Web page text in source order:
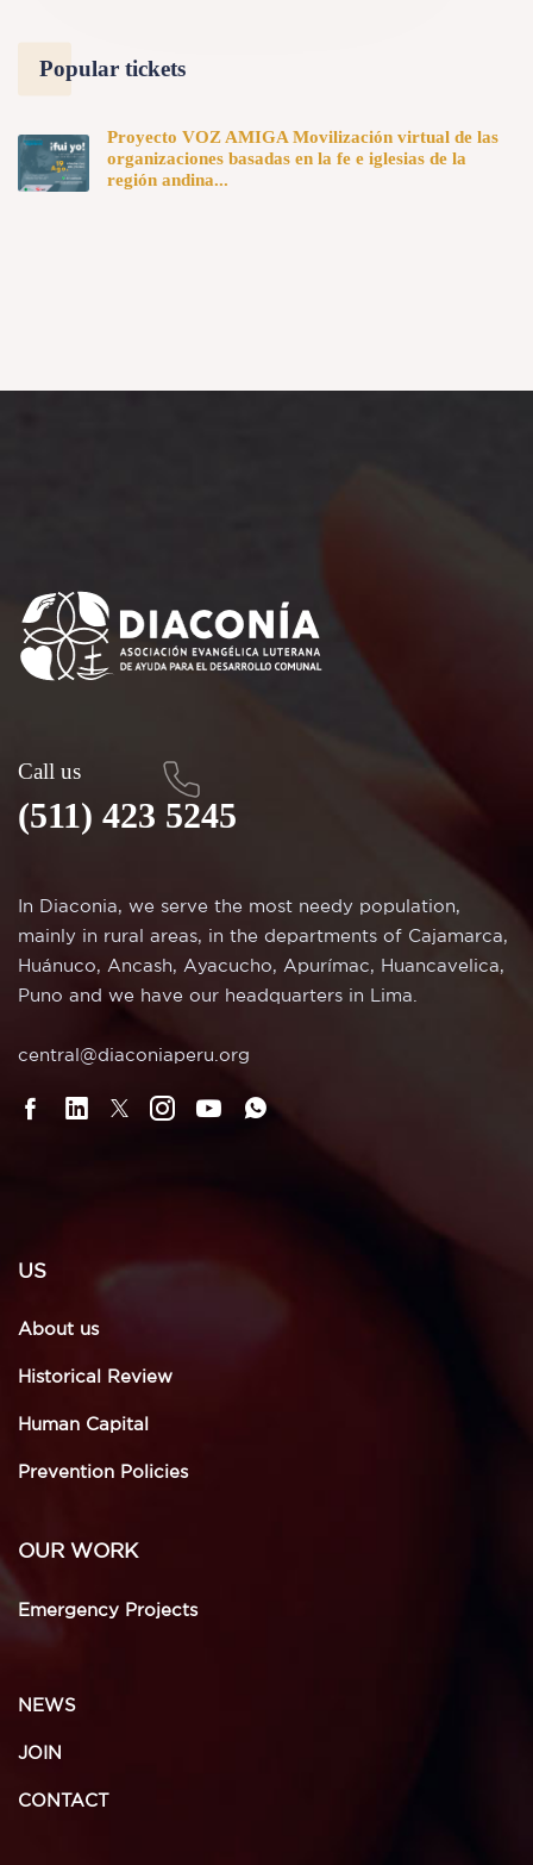
Popular tickets
Proyecto VOZ AMIGA Movilización virtual de las
organizaciones basadas en la fe e iglesias de la
región andina...
Call us
(511) 423 5245
In Diaconia, we serve the most needy population,
mainly in rural areas, in the departments of Cajamarca,
Huánuco, Ancash, Ayacucho, Apurímac, Huancavelica,
Puno and we have our headquarters in Lima.
central@diaconiaperu.org
US
About us
Historical Review
Human Capital
Prevention Policies
OUR WORK
Emergency Projects
NEWS
JOIN
CONTACT